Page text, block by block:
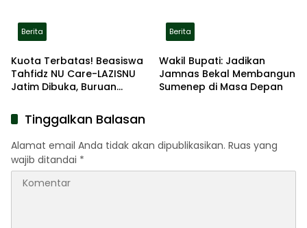
Berita
Kuota Terbatas! Beasiswa
Tahfidz NU Care-LAZISNU
Jatim Dibuka, Buruan
Berita
Wakil Bupati: Jadikan
Jamnas Bekal Membangun
Sumenep di Masa Depan
Tinggalkan Balasan
Alamat email Anda tidak akan dipublikasikan. Ruas yang
wajib ditandai *